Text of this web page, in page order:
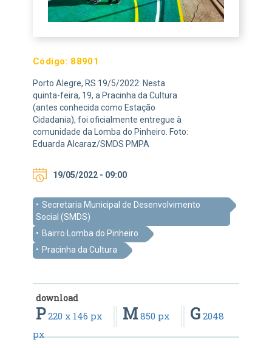
Código: 88901
Porto Alegre, RS 19/5/2022: Nesta
quinta-feira, 19, a Pracinha da Cultura
(antes conhecida como Estação
Cidadania), foi oficialmente entregue à
comunidade da Lomba do Pinheiro. Foto:
Eduarda Alcaraz/SMDS PMPA
19/05/2022 - 09:00
Secretaria Municipal de Desenvolvimento
Social (SMDS)
Bairro Lomba do Pinheiro
Pracinha da Cultura
download
P220 x 146 px M 850 px G 2048
px